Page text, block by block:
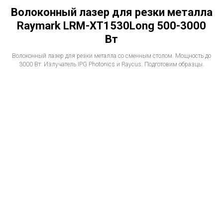
Волоконный лазер для резки металла
Raymark LRM-XT1530Long 500-3000
Вт
Волоконный лазер для резки металла со сменным столом. Мощность до
3000 Вт. Излучатель IPG Photonics и Raycus. Подготовим образцы.